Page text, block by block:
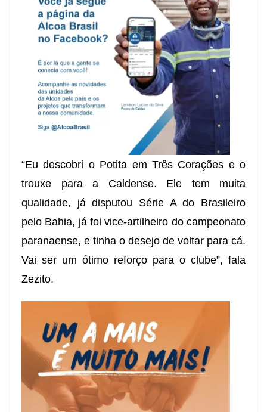
“Eu descobri o Potita em Três Corações e o
trouxe para a Caldense. Ele tem muita
qualidade, já disputou Série A do Brasileiro
pelo Bahia, já foi vice-artilheiro do campeonato
paranaense, e tinha o desejo de voltar para cá.
Vai ser um ótimo reforço para o clube”, fala
Zezito.